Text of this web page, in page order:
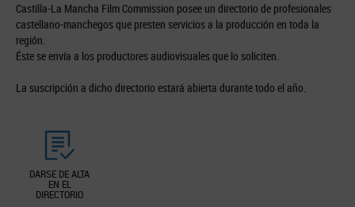
Castilla-La Mancha Film Commission posee un directorio de profesionales
castellano-manchegos que presten servicios a la producción en toda la
región.
Éste se envía a los productores audiovisuales que lo soliciten.
La suscripción a dicho directorio estará abierta durante todo el año.
DARSE DE ALTA
EN EL
DIRECTORIO